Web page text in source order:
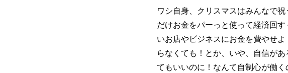
ワシ自身、クリスマスはみんなで
だけお金をパーっと使って経済回
いお店やビジネスにお金を費やせ
らなくても！とか、いや、自信が
てもいいのに！なんて自制心が働